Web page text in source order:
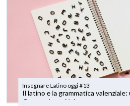
Insegnare Latino oggi #13
Il latino e la grammatica valenziale: un metodo per la
Generazione Alpha